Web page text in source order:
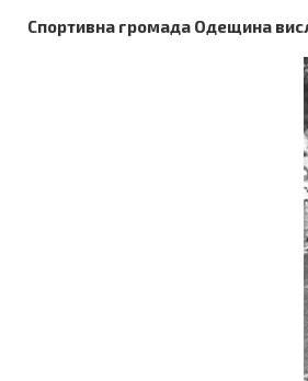
Спортивна громада Одещина